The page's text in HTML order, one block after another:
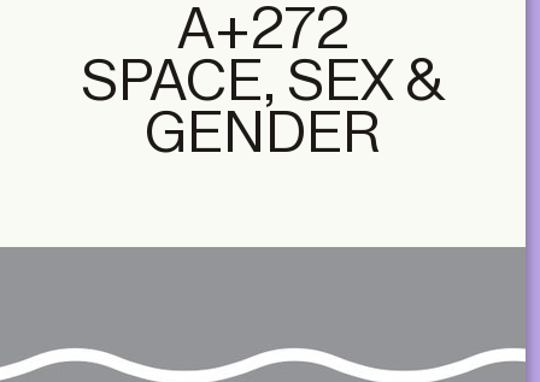
A+272
SPACE, SEX &
GENDER